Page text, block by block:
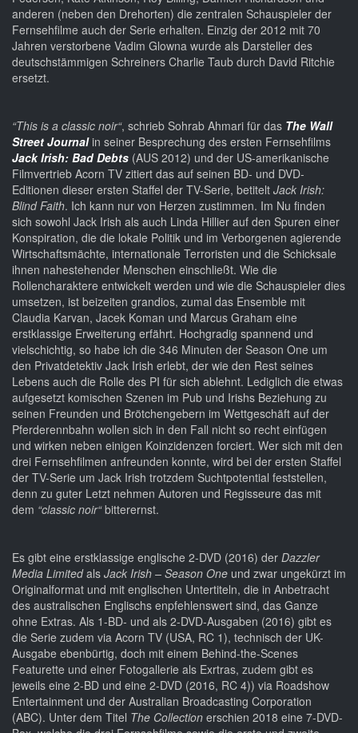
anderen (neben den Drehorten) die zentralen Schauspieler der
Fernsehfilme auch der Serie erhalten. Einzig der 2012 mit 70
Jahren verstorbene Vadim Glowna wurde als Darsteller des
deutschstämmigen Schreiners Charlie Taub durch David Ritchie
ersetzt.
“This is a classic noir“, schrieb Sohrab Ahmari für das The Wall
Street Journalin seiner Besprechung des ersten Fernsehfilms
Jack Irish: Bad Debts (AUS 2012) und der US-amerikanische
Filmvertrieb Acorn TV zitiert das auf seinen BD- und DVD-
Editionen dieser ersten Staffel der TV-Serie, betitelt Jack Irish:
Blind Faith. Ich kann nur von Herzen zustimmen. Im Nu finden
sich sowohl Jack Irish als auch Linda Hillier auf den Spuren einer
Konspiration, die die lokale Politik und im Verborgenen agierende
Wirtschaftsmächte, internationale Terroristen und die Schicksale
ihnen nahestehender Menschen einschließt. Wie die
Rollencharaktere entwickelt werden und wie die Schauspieler dies
umsetzen, ist beizeiten grandios, zumal das Ensemble mit
Claudia Karvan, Jacek Koman und Marcus Graham eine
erstklassige Erweiterung erfährt. Hochgradig spannend und
vielschichtig, so habe ich die 346 Minuten der Season One um
den Privatdetektiv Jack Irish erlebt, der wie den Rest seines
Lebens auch die Rolle des PI für sich ablehnt. Lediglich die etwas
aufgesetzt komischen Szenen im Pub und Irishs Beziehung zu
seinen Freunden und Brötchengebern im Wettgeschäft auf der
Pferderennbahn wollen sich in den Fall nicht so recht einfügen
und wirken neben einigen Koinzidenzen forciert. Wer sich mit den
drei Fernsehfilmen anfreunden konnte, wird bei der ersten Staffel
der TV-Serie um Jack Irish trotzdem Suchtpotential feststellen,
denn zu guter Letzt nehmen Autoren und Regisseure das mit
dem “classic noir“bitterernst.
Es gibt eine erstklassige englische 2-DVD (2016) der Dazzler
Media Limitedals Jack Irish – Season One und zwar ungekürzt im
Originalformat und mit englischen Untertiteln, die in Anbetracht
des australischen Englischs enpfehlenswert sind, das Ganze
ohne Extras. Als 1-BD- und als 2-DVD-Ausgaben (2016) gibt es
die Serie zudem via Acorn TV (USA, RC 1), technisch der UK-
Ausgabe ebenbürtig, doch mit einem Behind-the-Scenes
Featurette und einer Fotogallerie als Exrtras, zudem gibt es
jeweils eine 2-BD und eine 2-DVD (2016, RC 4)) via Roadshow
Entertainment und der Australian Broadcasting Corporation
(ABC). Unter dem Titel The Collection erschien 2018 eine 7-DVD-